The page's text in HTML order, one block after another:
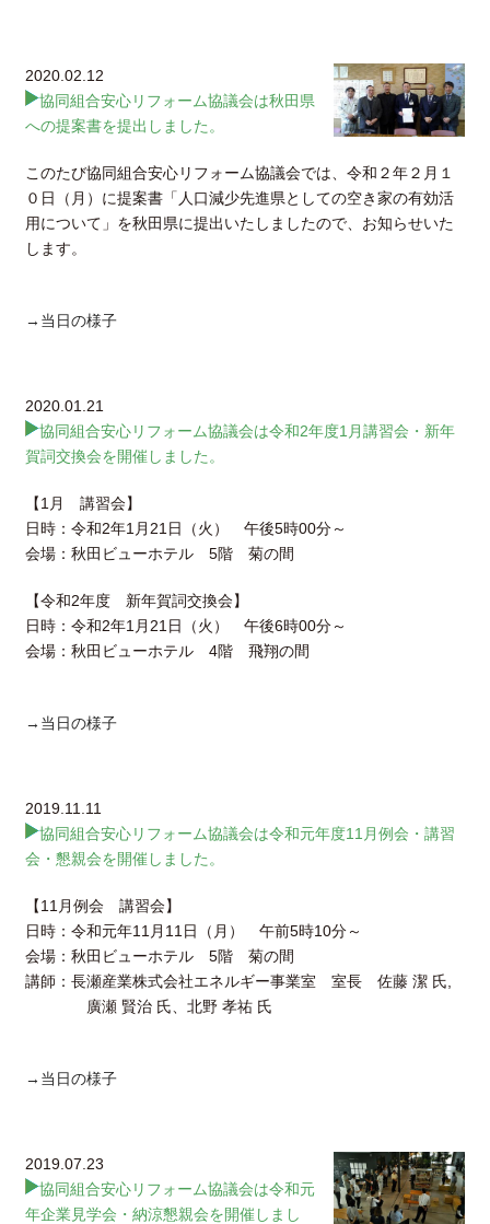
2020.02.12
協同組合安心リフォーム協議会は秋田県
への提案書を提出しました。
このたび協同組合安心リフォーム協議会では、令和２年２月１
０日（月）に提案書「人口減少先進県としての空き家の有効活
用について」を秋田県に提出いたしましたので、お知らせいた
します。
→当日の様子
2020.01.21
協同組合安心リフォーム協議会は令和2年度1月講習会・新年
賀詞交換会を開催しました。
【1月 講習会】
日時：令和2年1月21日（火） 午後5時00分～
会場：秋田ビューホテル 5階 菊の間
【令和2年度 新年賀詞交換会】
日時：令和2年1月21日（火） 午後6時00分～
会場：秋田ビューホテル 4階 飛翔の間
→当日の様子
2019.11.11
協同組合安心リフォーム協議会は令和元年度11月例会・講習
会・懇親会を開催しました。
【11月例会 講習会】
日時：令和元年11月11日（月） 午前5時10分～
会場：秋田ビューホテル 5階 菊の間
講師：長瀬産業株式会社エネルギー事業室 室長 佐藤 潔 氏,
廣瀬 賢治 氏、北野 孝祐 氏
→当日の様子
2019.07.23
協同組合安心リフォーム協議会は令和元
年企業見学会・納涼懇親会を開催しまし